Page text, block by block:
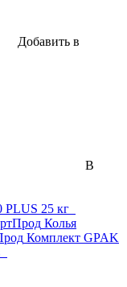
Добавить в
В
PLUS 25 кг
Колья
Комплект GPAK